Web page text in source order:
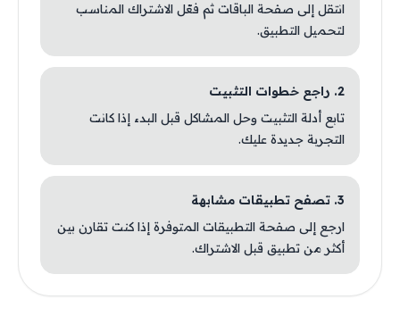
انتقل إلى صفحة الباقات ثم فعّل الاشتراك المناسب
لتحميل التطبيق.
2. راجع خطوات التثبيت
تابع أدلة التثبيت وحل المشاكل قبل البدء إذا كانت
التجربة جديدة عليك.
3. تصفح تطبيقات مشابهة
ارجع إلى صفحة التطبيقات المتوفرة إذا كنت تقارن بين
أكثر من تطبيق قبل الاشتراك.